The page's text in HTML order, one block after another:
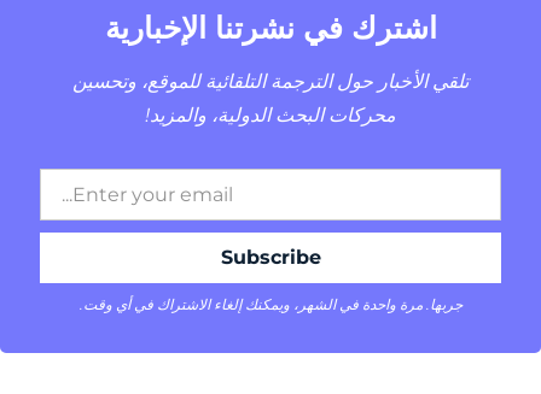
اشترك في نشرتنا الإخبارية
تلقي الأخبار حول الترجمة التلقائية للموقع، وتحسين
محركات البحث الدولية، والمزيد!
جربها. مرة واحدة في الشهر، ويمكنك إلغاء الاشتراك في أي وقت.